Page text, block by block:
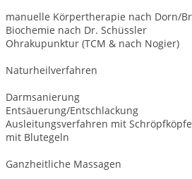
manuelle Körpertherapie nach Dorn/
Biochemie nach Dr. Schüssler
Ohrakupunktur (TCM & nach Nogier)
Naturheilverfahren
Darmsanierung
Entsäuerung/Entschlackung
Ausleitungsverfahren mit
mit Blutegeln
Ganzheitliche Massagen